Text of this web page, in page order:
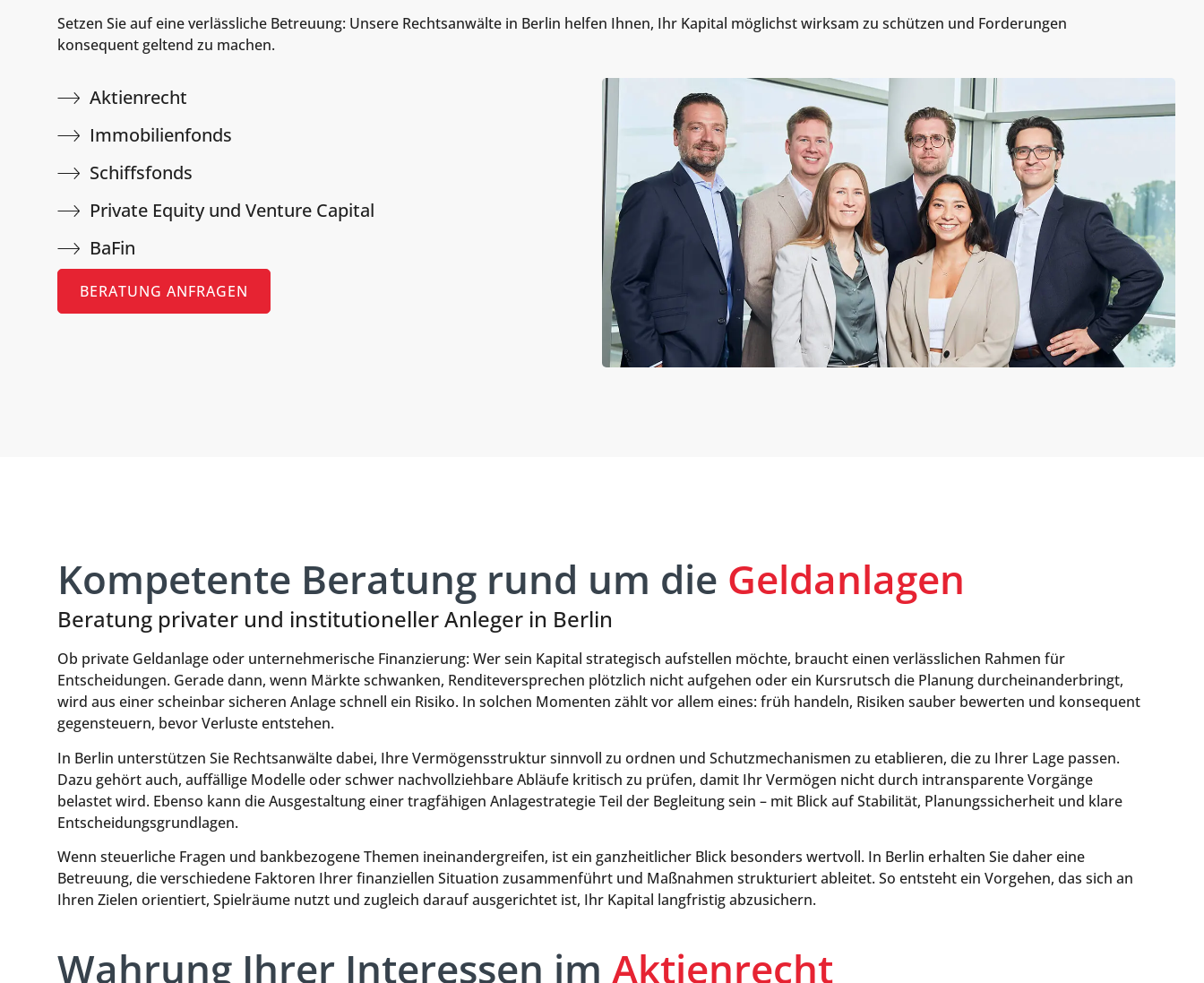
Setzen Sie auf eine verlässliche Betreuung: Unsere Rechtsanwälte in Berlin helfen Ihnen, Ihr Kapital möglichst wirksam zu schützen und Forderungen
konsequent geltend zu machen.
Aktienrecht
Immobilienfonds
Schiffsfonds
Private Equity und Venture Capital
BaFin
BERATUNG ANFRAGEN
Kompetente Beratung rund um die Geldanlagen
Beratung privater und institutioneller Anleger in Berlin
Ob private Geldanlage oder unternehmerische Finanzierung: Wer sein Kapital strategisch aufstellen möchte, braucht einen verlässlichen Rahmen für
Entscheidungen. Gerade dann, wenn Märkte schwanken, Renditeversprechen plötzlich nicht aufgehen oder ein Kursrutsch die Planung durcheinanderbringt,
wird aus einer scheinbar sicheren Anlage schnell ein Risiko. In solchen Momenten zählt vor allem eines: früh handeln, Risiken sauber bewerten und konsequent
gegensteuern, bevor Verluste entstehen.
In Berlin unterstützen Sie Rechtsanwälte dabei, Ihre Vermögensstruktur sinnvoll zu ordnen und Schutzmechanismen zu etablieren, die zu Ihrer Lage passen.
Dazu gehört auch, auffällige Modelle oder schwer nachvollziehbare Abläufe kritisch zu prüfen, damit Ihr Vermögen nicht durch intransparente Vorgänge
belastet wird. Ebenso kann die Ausgestaltung einer tragfähigen Anlagestrategie Teil der Begleitung sein – mit Blick auf Stabilität, Planungssicherheit und klare
Entscheidungsgrundlagen.
Wenn steuerliche Fragen und bankbezogene Themen ineinandergreifen, ist ein ganzheitlicher Blick besonders wertvoll. In Berlin erhalten Sie daher eine
Betreuung, die verschiedene Faktoren Ihrer finanziellen Situation zusammenführt und Maßnahmen strukturiert ableitet. So entsteht ein Vorgehen, das sich an
Ihren Zielen orientiert, Spielräume nutzt und zugleich darauf ausgerichtet ist, Ihr Kapital langfristig abzusichern.
Wahrung Ihrer Interessen im Aktienrecht